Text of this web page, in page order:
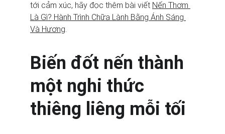
tới cảm xúc, hãy đọc thêm bài viết Nến Thơm
Là Gì? Hành Trình Chữa Lành Bằng Ánh Sáng
Và Hương.
Biến đốt nến thành
một nghi thức
thiêng liêng mỗi tối